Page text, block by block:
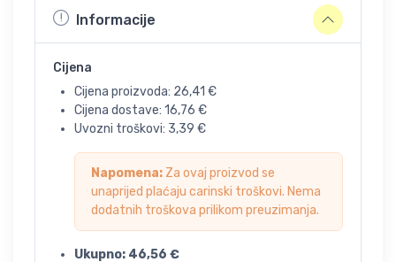
Informacije
Cijena
Cijena proizvoda: 26,41 €
Cijena dostave: 16,76 €
Uvozni troškovi: 3,39 €
Napomena: Za ovaj proizvod se
unaprijed plaćaju carinski troškovi. Nema
dodatnih troškova prilikom preuzimanja.
Ukupno: 46,56 €